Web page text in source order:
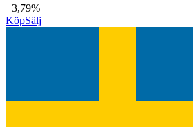
−3,79%
KöpSälj